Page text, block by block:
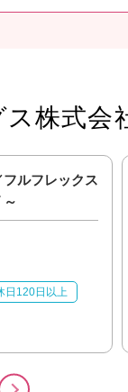
株式会
ルフレックス
日120日以上